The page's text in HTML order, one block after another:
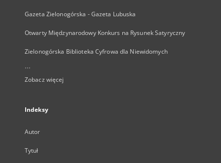
Gazeta Zielonogórska - Gazeta Lubuska
Otwarty Międzynarodowy Konkurs na Rysunek Satyryczny
Zielonogórska Biblioteka Cyfrowa dla Niewidomych
...
Zobacz więcej
Indeksy
Autor
Tytuł